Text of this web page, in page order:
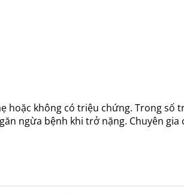
không có triệu chứng. Trong số
ngừa bệnh khi trở nặng. Chuyên